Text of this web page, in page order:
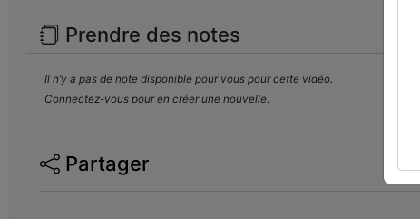
Prendre des notes
Il n’y a pas de note disponible pour vous pour cette vidéo.
Connectez-vous pour en créer une nouvelle.
Partager